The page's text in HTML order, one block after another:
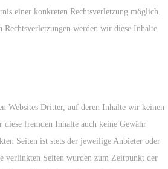
einer konkreten Rechtsverletzung möglich.
Rechtsverletzungen werden wir diese Inhalte
Websites Dritter, auf deren Inhalte wir keinen
fremden Inhalte auch keine Gewähr
Seiten ist stets der jeweilige Anbieter oder
verlinkten Seiten wurden zum Zeitpunkt der